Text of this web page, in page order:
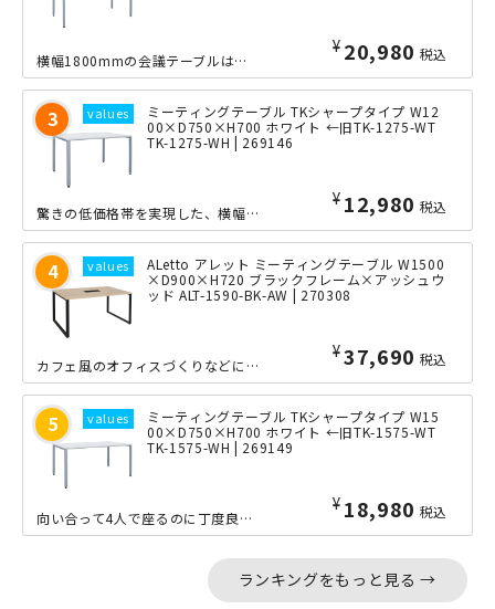
¥ 20,980 税込
横幅1800mmの会議テーブルは、向い合って4人、あるいは6人での使用に最適なサ...
ミーティングテーブル TKシャープタイプ W12
00×D750×H700 ホワイト ←旧TK-1275-WT
TK-1275-WH | 269146
¥ 12,980 税込
驚きの低価格帯を実現した、横幅1200×奥行き750mmの会議用テーブルです。定...
ALetto アレット ミーティングテーブル W1500
×D900×H720 ブラックフレーム×アッシュウ
ッド ALT-1590-BK-AW | 270308
¥37,690 税込
カフェ風のオフィスづくりなどに最適な「ALetto（アレット）」シリーズの横幅1...
ミーティングテーブル TKシャープタイプ W15
00×D750×H700 ホワイト ←旧TK-1575-WT
TK-1575-WH | 269149
¥ 18,980 税込
向い合って4人で座るのに丁度良い、横幅1500mmの会議用テーブルです。オフィス...
ランキングをもっと見る →